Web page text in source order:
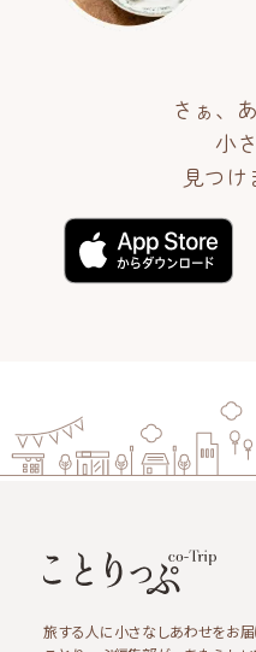
さぁ、
小
見つ
旅する人に小さなしあわせをお届